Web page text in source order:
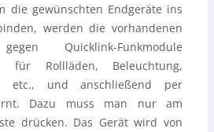
die gewünschten Endgeräte ins
werden die vorhandenen
Quicklink-Funkmodule
für Rollläden, Beleuchtung,
etc., und anschließend per
Dazu muss man nur am
drücken. Das Gerät wird von